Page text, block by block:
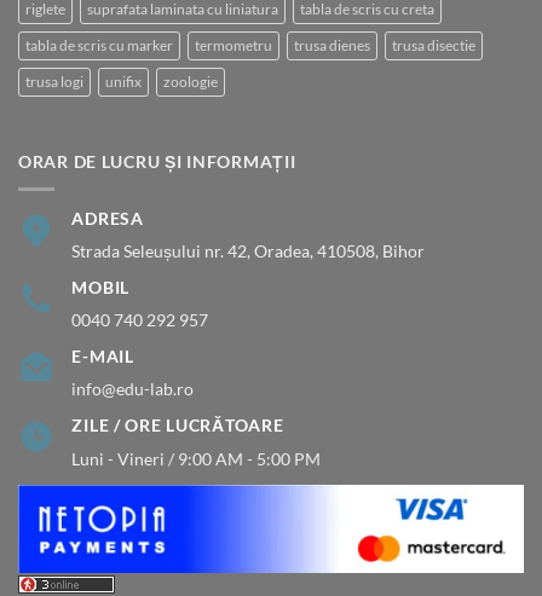
riglete suprafata laminata cu liniatura tabla de scris cu creta
tabla de scris cu marker termometru trusa dienes trusa disectie
trusa logi unifix zoologie
ORAR DE LUCRU ȘI INFORMAȚII
ADRESA
Strada Seleușului nr. 42, Oradea, 410508, Bihor
MOBIL
0040 740 292 957
E-MAIL
info@edu-lab.ro
ZILE / ORE LUCRĂTOARE
Luni - Vineri / 9:00 AM - 5:00 PM